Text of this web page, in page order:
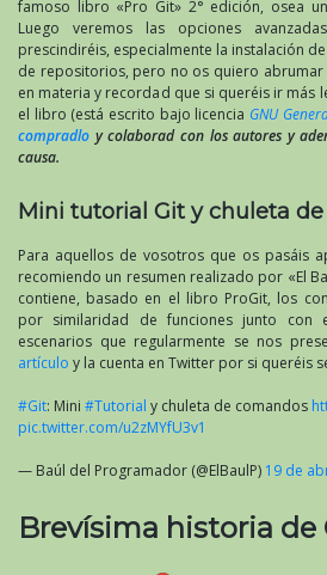
famoso libro «Pro Git» 2° edición, osea
Luego veremos las opciones
prescindiréis, especialmente la instalación
de repositorios, pero no os quiero abrumar
en materia y recordad que si queréis ir más
el libro (está escrito bajo licencia GNU
compradlo y colaborad con los autores y
causa.
Mini tutorial Git y chuleta
Para aquellos de vosotros que os pasáis
recomiendo un resumen realizado por «El
contiene, basado en el libro ProGit, los
por similaridad de funciones junto con
escenarios que regularmente se nos
artículo y la cuenta en Twitter por si queréis
#Git: Mini #Tutorial y chuleta de comandos
pic.twitter.com/u2zMYfU3v1
— Baúl del Programador (@ElBaulP) 19 de
Brevísima historia de